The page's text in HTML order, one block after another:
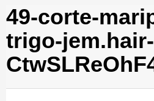
49-corte-
trigo-jem.hair-